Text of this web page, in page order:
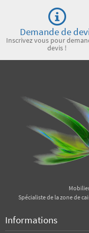
Demande de
Inscrivez vous pour
devis !
Spécialiste de la zone de
Informations